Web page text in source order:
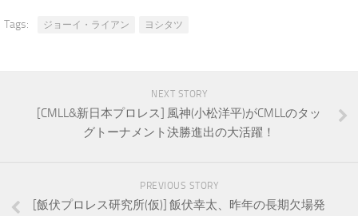
Tags: ジョーイ・ライアン ヨシタツ
NEXT STORY
[CMLL&新日本プロレス] 風神(小松洋平)がCMLLのタッ
グトーナメント決勝進出の大活躍！
PREVIOUS STORY
[飯伏プロレス研究所(仮)] 飯伏幸太、昨年の長期欠場発